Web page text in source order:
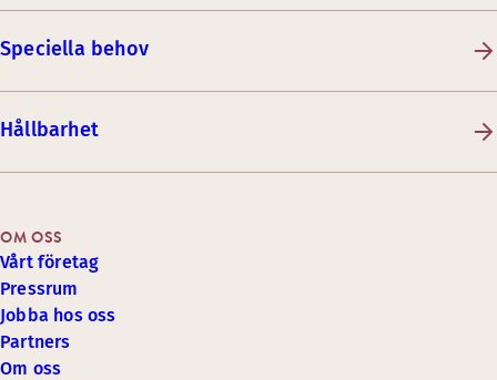
Speciella behov
Hållbarhet
OM OSS
Vårt företag
Pressrum
Jobba hos oss
Partners
Om oss